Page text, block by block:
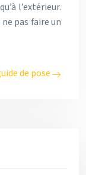
l’extérieur.
pas faire un
de pose